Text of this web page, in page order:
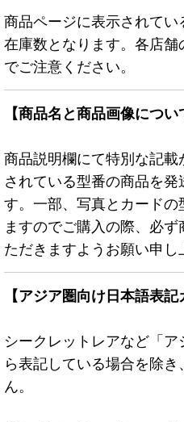
商品ページに表示されて
在庫数となります。各店
でご注意ください。
【商品名と商品画像につい
商品説明欄にて特別な記
されている型番の商品を
す。一部、写真とカード
ますのでご購入の際、必
ただきますようお願い申し
【アジア圏向け日本語表記
シークレットレアなど「
ら表記している場合を除
ん。